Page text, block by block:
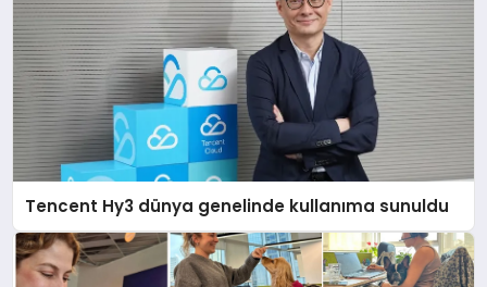
Tencent Hy3 dünya genelinde kullanıma sunuldu